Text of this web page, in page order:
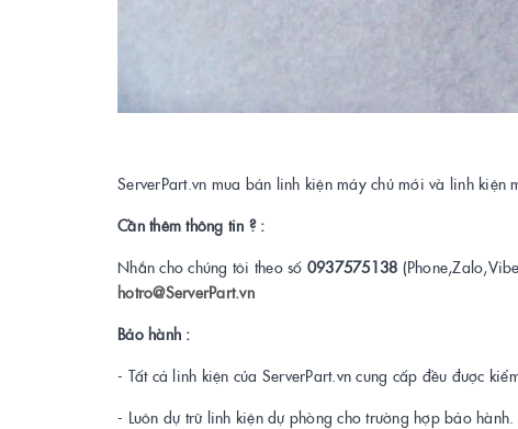
ServerPart.vn mua bán linh kiện máy chủ mới và linh kiện
Cần thêm thông tin ? :
Nhắn cho chúng tôi theo số 0937575138
hotro@ServerPart.vn
Bảo hành :
- Tất cả linh kiện của ServerPart.vn cung cấp đều được
- Luôn dự trữ linh kiện dự phòng cho trường hợp bảo hành.